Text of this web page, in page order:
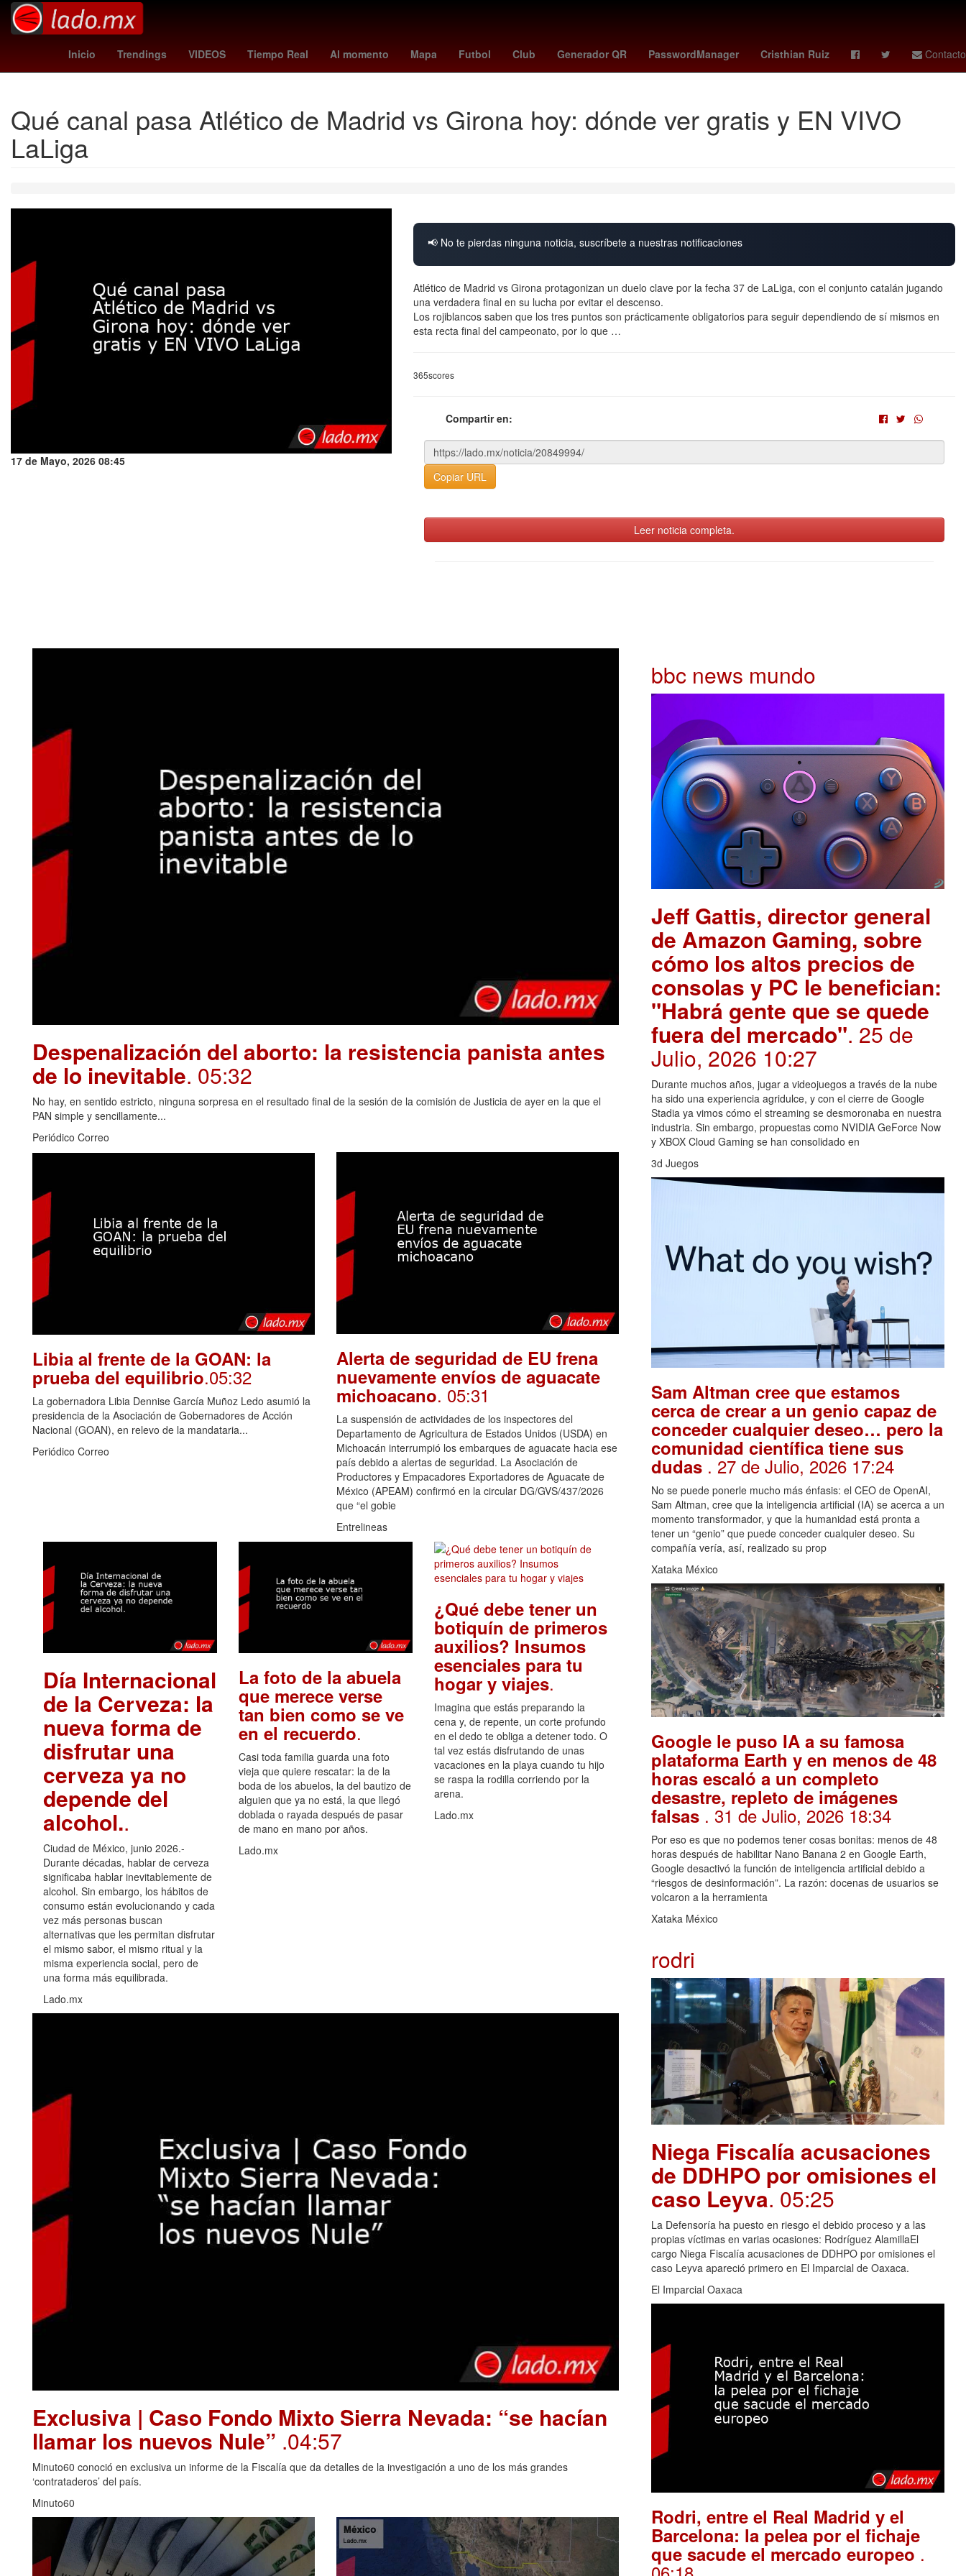
Inicio Trendings VIDEOS Tiempo Real Al momento Mapa Futbol Club Generador QR PasswordManager Cristhian Ruiz Contacto
Sydney Sweeney Lenia Batres Temporada rodri Denuncia China Pago Agresión manchester city - brentford estafa
Qué canal pasa Atlético de Madrid vs Girona hoy: dónde ver gratis y EN VIVO
LaLiga
17 de Mayo, 2026 08:45
📢 No te pierdas ninguna noticia, suscríbete a nuestras notificaciones
Atlético de Madrid vs Girona protagonizan un duelo clave por la fecha 37 de LaLiga, con el conjunto catalán jugando
una verdadera final en su lucha por evitar el descenso.
Los rojiblancos saben que los tres puntos son prácticamente obligatorios para seguir dependiendo de sí mismos en
esta recta final del campeonato, por lo que …
365scores
Compartir en:
Copiar URL
Leer noticia completa.
Despenalización del aborto: la resistencia panista antes
de lo inevitable. 05:32
No hay, en sentido estricto, ninguna sorpresa en el resultado final de la sesión de la comisión de Justicia de ayer en la que el
PAN simple y sencillamente...
Periódico Correo
Libia al frente de la GOAN: la
prueba del equilibrio.05:32
La gobernadora Libia Dennise García Muñoz Ledo asumió la
presidencia de la Asociación de Gobernadores de Acción
Nacional (GOAN), en relevo de la mandataria...
Periódico Correo
Alerta de seguridad de EU frena
nuevamente envíos de aguacate
michoacano. 05:31
La suspensión de actividades de los inspectores del
Departamento de Agricultura de Estados Unidos (USDA) en
Michoacán interrumpió los embarques de aguacate hacia ese
país debido a alertas de seguridad. La Asociación de
Productores y Empacadores Exportadores de Aguacate de
México (APEAM) confirmó en la circular DG/GVS/437/2026
que “el gobie
Entrelineas
Día Internacional
de la Cerveza: la
nueva forma de
disfrutar una
cerveza ya no
depende del
alcohol..
Ciudad de México, junio 2026.-
Durante décadas, hablar de cerveza
significaba hablar inevitablemente de
alcohol. Sin embargo, los hábitos de
consumo están evolucionando y cada
vez más personas buscan
alternativas que les permitan disfrutar
el mismo sabor, el mismo ritual y la
misma experiencia social, pero de
una forma más equilibrada.
Lado.mx
La foto de la abuela
que merece verse
tan bien como se ve
en el recuerdo.
Casi toda familia guarda una foto
vieja que quiere rescatar: la de la
boda de los abuelos, la del bautizo de
alguien que ya no está, la que llegó
doblada o rayada después de pasar
de mano en mano por años.
Lado.mx
¿Qué debe tener un
botiquín de primeros
auxilios? Insumos
esenciales para tu
hogar y viajes.
Imagina que estás preparando la
cena y, de repente, un corte profundo
en el dedo te obliga a detener todo. O
tal vez estás disfrutando de unas
vacaciones en la playa cuando tu hijo
se raspa la rodilla corriendo por la
arena.
Lado.mx
Exclusiva | Caso Fondo Mixto Sierra Nevada: “se hacían
llamar los nuevos Nule” .04:57
Minuto60 conoció en exclusiva un informe de la Fiscalía que da detalles de la investigación a uno de los más grandes
‘contrataderos’ del país.
Minuto60
bbc news mundo
Jeff Gattis, director general
de Amazon Gaming, sobre
cómo los altos precios de
consolas y PC le benefician:
"Habrá gente que se quede
fuera del mercado". 25 de
Julio, 2026 10:27
Durante muchos años, jugar a videojuegos a través de la nube
ha sido una experiencia agridulce, y con el cierre de Google
Stadia ya vimos cómo el streaming se desmoronaba en nuestra
industria. Sin embargo, propuestas como NVIDIA GeForce Now
y XBOX Cloud Gaming se han consolidado en
3d Juegos
Sam Altman cree que estamos
cerca de crear a un genio capaz de
conceder cualquier deseo… pero la
comunidad científica tiene sus
dudas . 27 de Julio, 2026 17:24
No se puede ponerle mucho más énfasis: el CEO de OpenAI,
Sam Altman, cree que la inteligencia artificial (IA) se acerca a un
momento transformador, y que la humanidad está pronta a
tener un “genio” que puede conceder cualquier deseo. Su
compañía vería, así, realizado su prop
Xataka México
Google le puso IA a su famosa
plataforma Earth y en menos de 48
horas escaló a un completo
desastre, repleto de imágenes
falsas . 31 de Julio, 2026 18:34
Por eso es que no podemos tener cosas bonitas: menos de 48
horas después de habilitar Nano Banana 2 en Google Earth,
Google desactivó la función de inteligencia artificial debido a
“riesgos de desinformación”. La razón: docenas de usuarios se
volcaron a la herramienta
Xataka México
rodri
Niega Fiscalía acusaciones
de DDHPO por omisiones el
caso Leyva. 05:25
La Defensoría ha puesto en riesgo el debido proceso y a las
propias víctimas en varias ocasiones: Rodríguez AlamillaEl
cargo Niega Fiscalía acusaciones de DDHPO por omisiones el
caso Leyva apareció primero en El Imparcial de Oaxaca.
El Imparcial Oaxaca
Rodri, entre el Real Madrid y el
Barcelona: la pelea por el fichaje
que sacude el mercado europeo .